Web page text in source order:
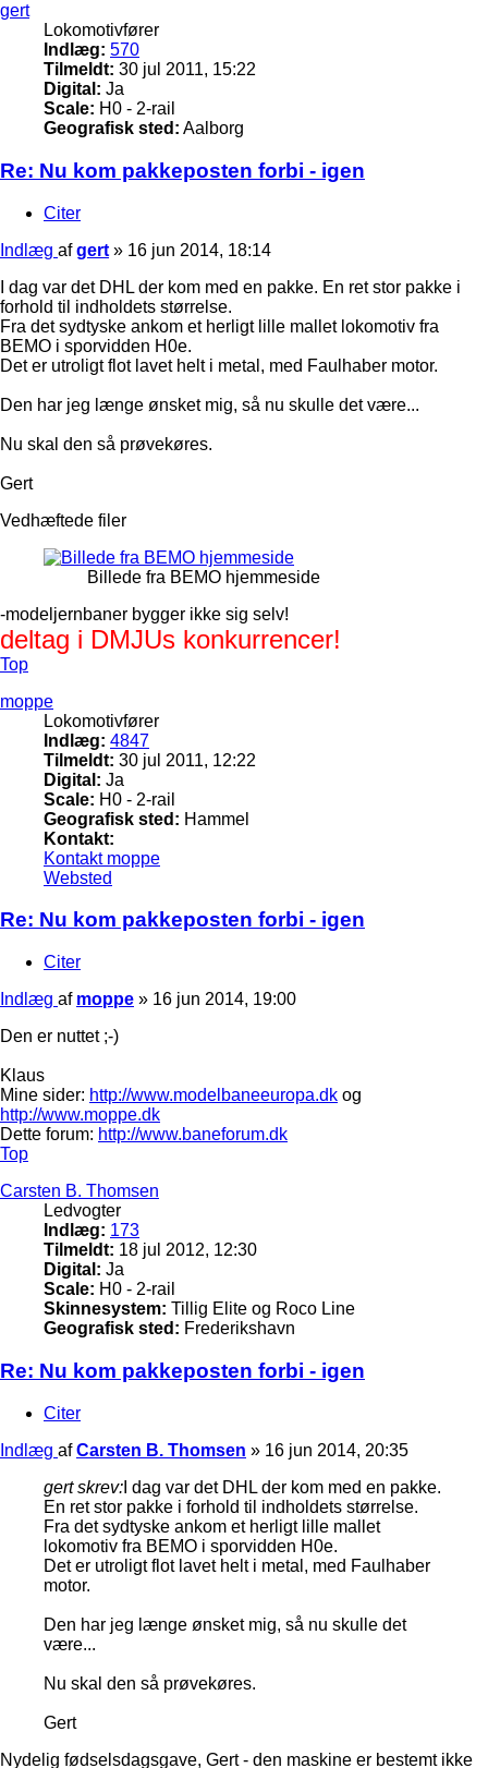
gert
Lokomotivfører
Indlæg: 570
Tilmeldt: 30 jul 2011, 15:22
Digital: Ja
Scale: H0 - 2-rail
Geografisk sted: Aalborg
Re: Nu kom pakkeposten forbi - igen
Citer
Indlæg afgert » 16 jun 2014, 18:14
I dag var det DHL der kom med en pakke. En ret stor pakke i
forhold til indholdets størrelse.
Fra det sydtyske ankom et herligt lille mallet lokomotiv fra
BEMO i sporvidden H0e.
Det er utroligt flot lavet helt i metal, med Faulhaber motor.
Den har jeg længe ønsket mig, så nu skulle det være...
Nu skal den så prøvekøres.
Gert
Vedhæftede filer
Billede fra BEMO hjemmeside
-modeljernbaner bygger ikke sig selv!
deltag i DMJUs konkurrencer!
Top
moppe
Lokomotivfører
Indlæg: 4847
Tilmeldt: 30 jul 2011, 12:22
Digital: Ja
Scale: H0 - 2-rail
Geografisk sted: Hammel
Kontakt:
Kontakt moppe
Websted
Re: Nu kom pakkeposten forbi - igen
Citer
Indlæg af moppe » 16 jun 2014, 19:00
Den er nuttet ;-)
Klaus
Mine sider: http://www.modelbaneeuropa.dk og
http://www.moppe.dk
Dette forum: http://www.baneforum.dk
Top
Carsten B. Thomsen
Ledvogter
Indlæg: 173
Tilmeldt: 18 jul 2012, 12:30
Digital: Ja
Scale: H0 - 2-rail
Skinnesystem: Tillig Elite og Roco Line
Geografisk sted: Frederikshavn
Re: Nu kom pakkeposten forbi - igen
Citer
Indlæg afCarsten B. Thomsen » 16 jun 2014, 20:35
gert skrev: I dag var det DHL der kom med en pakke.
En ret stor pakke i forhold til indholdets størrelse.
Fra det sydtyske ankom et herligt lille mallet
lokomotiv fra BEMO i sporvidden H0e.
Det er utroligt flot lavet helt i metal, med Faulhaber
motor.
Den har jeg længe ønsket mig, så nu skulle det
være...
Nu skal den så prøvekøres.
Gert
Nydelig fødselsdagsgave, Gert - den maskine er bestemt ikke